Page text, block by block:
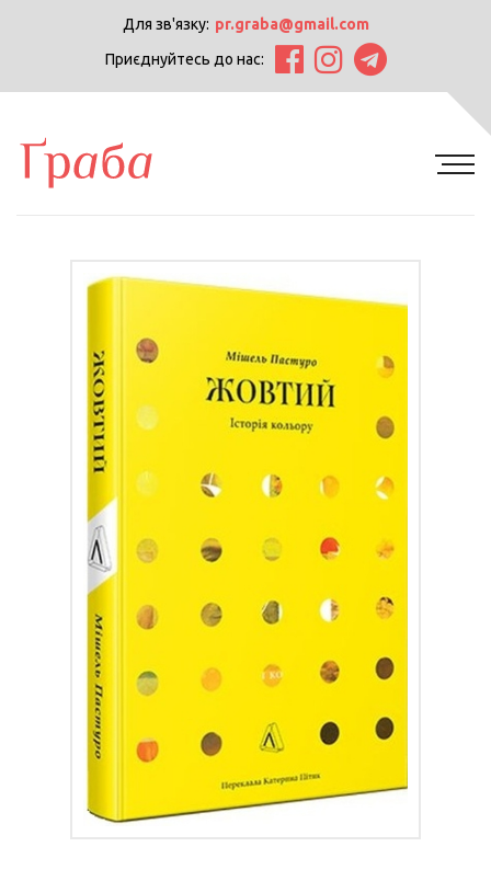
Для зв'язку: pr.graba@gmail.com
Приєднуйтесь до нас: